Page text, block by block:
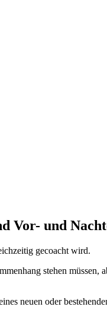
Vor- und
gecoacht wird.
stehen
neuen oder